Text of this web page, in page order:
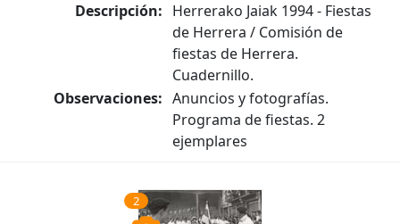
Descripción: Herrerako Jaiak 1994 - Fiestas
de Herrera / Comisión de
fiestas de Herrera.
Cuadernillo.
Observaciones: Anuncios y fotografías.
Programa de fiestas. 2
ejemplares
2